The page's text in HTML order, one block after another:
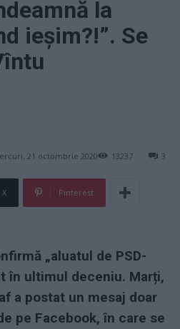
la
ieșim?!”. Se
21 octombrie 2020 3
13237
X Pinterest
„aluatul de PSD-
în ultimul deceniu. Marți,
a postat un mesaj doar
pe Facebook, în care se